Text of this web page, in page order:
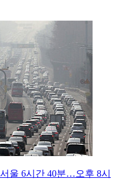
울 6시간 40분…오후 8시